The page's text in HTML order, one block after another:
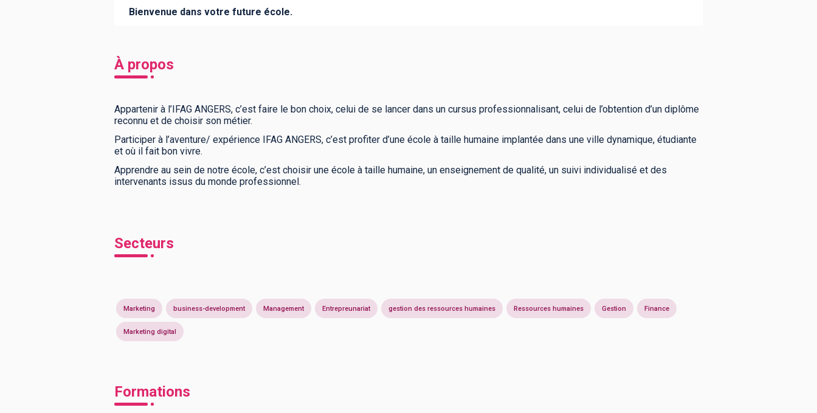
Bienvenue dans votre future école.
À propos
Appartenir à l’IFAG ANGERS, c’est faire le bon choix, celui de se lancer dans un cursus professionnalisant, celui de l’obtention d’un diplôme
reconnu et de choisir son métier.
Participer à l’aventure/ expérience IFAG ANGERS, c’est profiter d’une école à taille humaine implantée dans une ville dynamique, étudiante
et où il fait bon vivre.
Apprendre au sein de notre école, c’est choisir une école à taille humaine, un enseignement de qualité, un suivi individualisé et des
intervenants issus du monde professionnel.
Secteurs
Marketing business-development Management Entrepreunariat gestion des ressources humaines Ressources humaines Gestion Finance
Marketing digital
Formations